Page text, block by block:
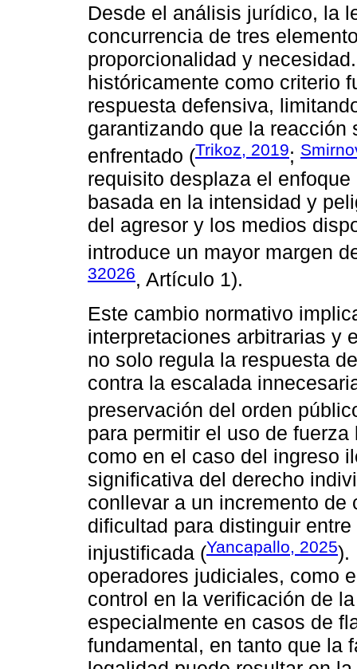
Desde el análisis jurídico, la
concurrencia de tres
proporcionalidad y
históricamente como criterio
respuesta defensiva,
garantizando que la
enfrentado (Trikoz, 2019;
requisito desplaza el
basada en la intensidad y
del agresor y los medios
introduce un mayor margen
32026, Artículo 1).
Este cambio normativo
interpretaciones arbitrarias y
no solo regula la respuesta
contra la escalada
preservación del orden
para permitir el uso de
como en el caso del ingreso
significativa del derecho
conllevar a un incremento
dificultad para distinguir
injustificada (Yancapallo, 2025).
operadores judiciales, como
control en la verificación de
especialmente en casos de
fundamental, en tanto que la